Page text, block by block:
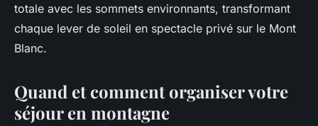
totale avec les sommets environnants, transformant
chaque lever de soleil en spectacle privé sur le Mont
Blanc.
Quand et comment organiser votre
séjour en montagne